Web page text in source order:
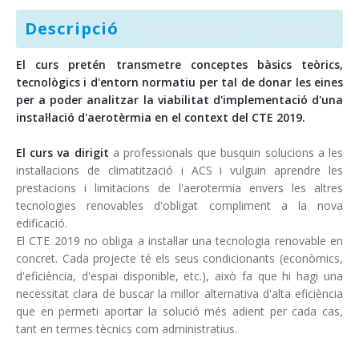
Descripció
El curs pretén transmetre conceptes bàsics teòrics,
tecnològics i d'entorn normatiu per tal de donar les eines
per a poder analitzar la viabilitat d'implementació d'una
instal·lació d'aerotèrmia en el context del CTE 2019.
El curs va dirigit a professionals que busquin solucions a les
instal·lacions de climatització i ACS i vulguin aprendre les
prestacions i limitacions de l'aerotermia envers les altres
tecnologies renovables d'obligat compliment a la nova
edificació.
El CTE 2019 no obliga a instal·lar una tecnologia renovable en
concret. Cada projecte té els seus condicionants (econòmics,
d'eficiència, d'espai disponible, etc.), això fa que hi hagi una
necessitat clara de buscar la millor alternativa d'alta eficiència
que en permeti aportar la solució més adient per cada cas,
tant en termes tècnics com administratius.